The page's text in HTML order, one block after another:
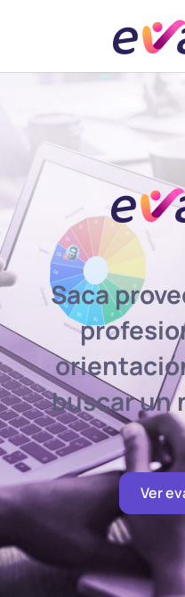
Saca
buscar un
Ver